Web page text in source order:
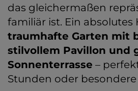
das gleichermaßen
familiär ist. Ein
traumhafte Garten mit
stilvollem Pavillon und
Sonnenterrasse –
Stunden oder besondere